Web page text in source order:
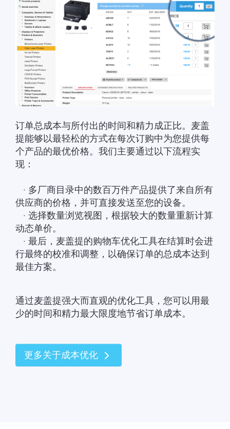
订单总成本与所付出的时间和精力成正比。麦盖
提能够以最轻松的方式在每次订购中为您提供每
个产品的最优价格。我们主要通过以下流程实
现：
· 多厂商目录中的数百万件产品提供了来自所有
供应商的价格，并可直接发送至您的设备。
· 选择数量浏览视图，根据较大的数量重新计算
动态单价。
· 最后，麦盖提的购物车优化工具在结算时会进
行最终的校准和调整，以确保订单的总成本达到
最佳方案。
通过麦盖提强大而直观的优化工具，您可以用最
少的时间和精力最大限度地节省订单成本。
更多关于成本优化